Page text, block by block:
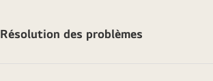
Résolution des problèmes